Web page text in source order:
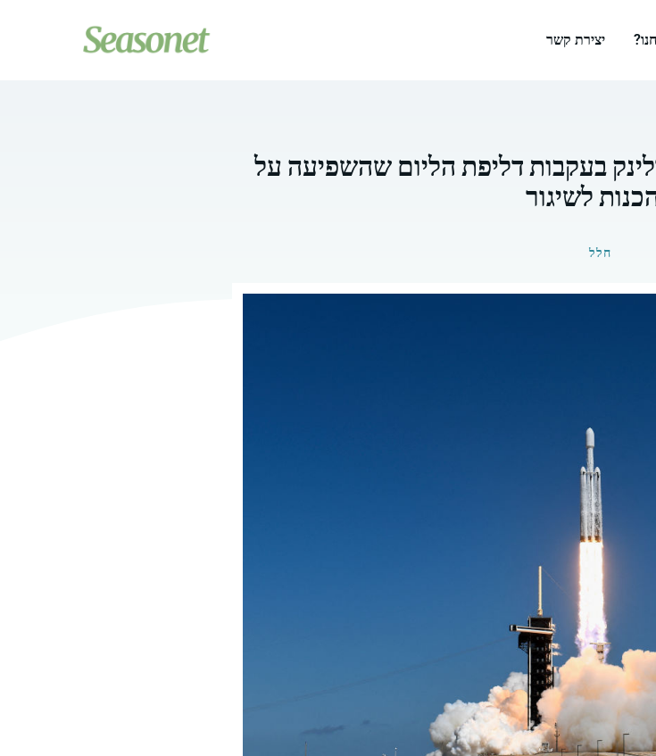
יצירת קשר
בעקבות דליפת הליום שהשפיעה על
לשיגור
חלל